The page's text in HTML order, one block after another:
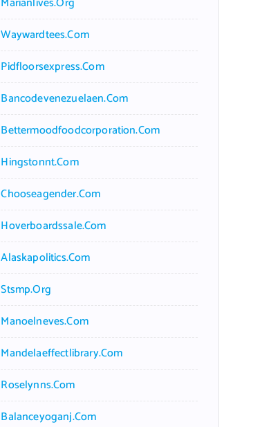
Waywardtees.com
Pidfloorsexpress.com
Bancodevenezuelaen.com
Bettermoodfoodcorporation.com
Hingstonnt.com
Chooseagender.com
Hoverboardssale.com
Alaskapolitics.com
Stsmp.org
Manoelneves.com
Mandelaeffectlibrary.com
Roselynns.com
Balanceyoganj.com